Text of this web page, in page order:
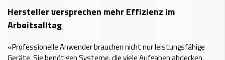
Hersteller versprechen mehr Effizienz im
Arbeitsalltag
«Professionelle Anwender brauchen nicht nur leistungsfähige
Geräte. Sie benötigen Systeme, die viele Aufgaben abdecken,